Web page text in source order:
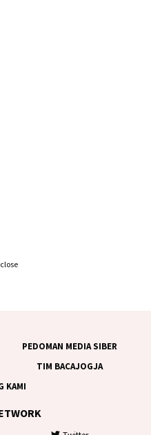
PEDOMAN MEDIA SIBER
TIM BACAJOGJA
KAMI
close